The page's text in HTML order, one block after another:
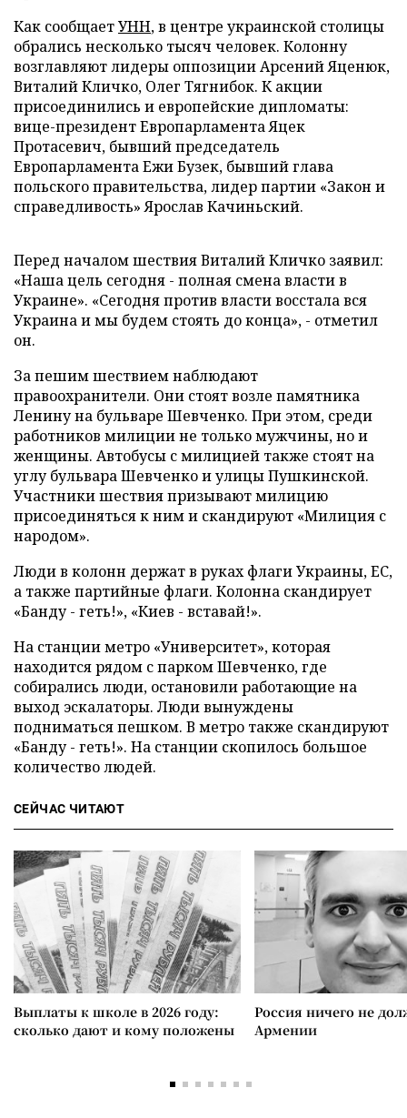
Как сообщаетУНН, в центре украинской столицы
обрались несколько тысяч человек. Колонну
возглавляют лидеры оппозиции Арсений Яценюк,
Виталий Кличко, Олег Тягнибок. К акции
присоединились и европейские дипломаты:
вице-президент Европарламента Яцек
Протасевич, бывший председатель
Европарламента Ежи Бузек, бывший глава
польского правительства, лидер партии «Закон и
справедливость» Ярослав Качиньский.
Перед началом шествия Виталий Кличко заявил:
«Наша цель сегодня - полная смена власти в
Украине». «Сегодня против власти восстала вся
Украина и мы будем стоять до конца», - отметил
он.
За пешим шествием наблюдают
правоохранители. Они стоят возле памятника
Ленину на бульваре Шевченко. При этом, среди
работников милиции не только мужчины, но и
женщины. Автобусы с милицией также стоят на
углу бульвара Шевченко и улицы Пушкинской.
Участники шествия призывают милицию
присоединяться к ним и скандируют «Милиция с
народом».
Люди в колонн держат в руках флаги Украины, ЕС,
а также партийные флаги. Колонна скандирует
«Банду - геть!», «Киев - вставай!».
На станции метро «Университет», которая
находится рядом с парком Шевченко, где
собирались люди, остановили работающие на
выход эскалаторы. Люди вынуждены
подниматься пешком. В метро также скандируют
«Банду - геть!». На станции скопилось большое
количество людей.
СЕЙЧАС ЧИТАЮТ
Выплаты к школе в 2026 году:
сколько дают и кому положены
Россия ничего не
Армении